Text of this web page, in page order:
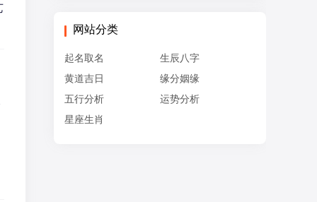
网站分类
起名取名
生辰八字
黄道吉日
缘分姻缘
五行分析
运势分析
星座生肖